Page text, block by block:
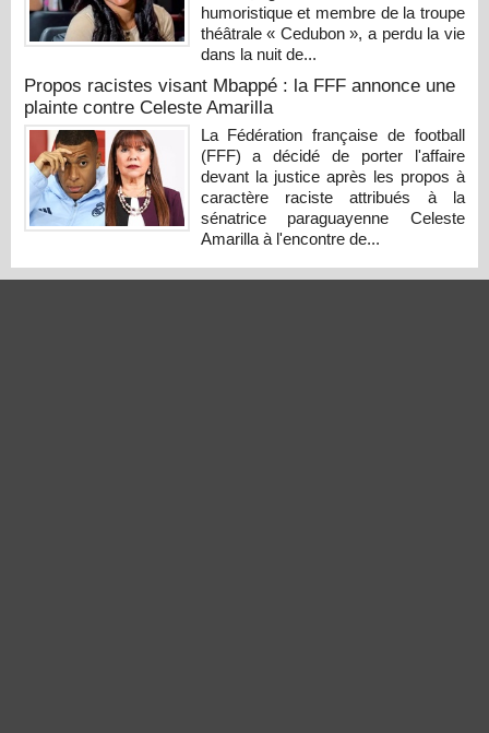
humoristique et membre de la troupe
théâtrale « Cedubon », a perdu la vie
dans la nuit de...
Propos racistes visant Mbappé : la FFF annonce une
plainte contre Celeste Amarilla
La Fédération française de football
(FFF) a décidé de porter l'affaire
devant la justice après les propos à
caractère raciste attribués à la
sénatrice paraguayenne Celeste
Amarilla à l'encontre de...